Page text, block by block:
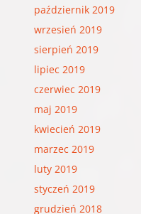
październik 2019
wrzesień 2019
sierpień 2019
lipiec 2019
czerwiec 2019
maj 2019
kwiecień 2019
marzec 2019
luty 2019
styczeń 2019
grudzień 2018